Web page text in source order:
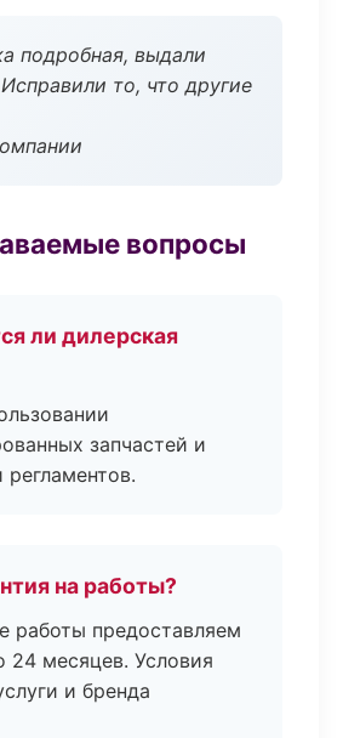
подробная, выдали
то, что другие
вопросы
ли дилерская
запчастей и
на работы?
работы предоставляем
24 месяцев. Условия
и бренда